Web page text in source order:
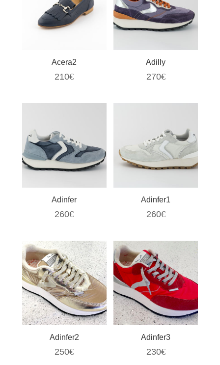
Acera2
210€
Adilly
270€
Adinfer
260€
Adinfer1
260€
Adinfer2
250€
Adinfer3
230€